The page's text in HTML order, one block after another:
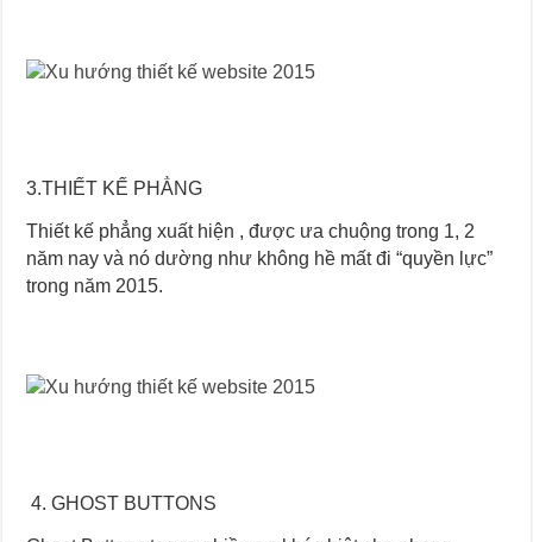
3.THIẾT KẾ PHẲNG
Thiết kế phẳng xuất hiện , được ưa chuộng trong 1, 2
năm nay và nó dường như không hề mất đi “quyền lực”
trong năm 2015.
4. GHOST BUTTONS